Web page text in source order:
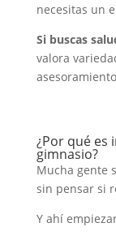
necesitas un
Si buscas
valora
¿Por qué es
gimnasio?
Mucha gente
sin pensar si
Y ahí